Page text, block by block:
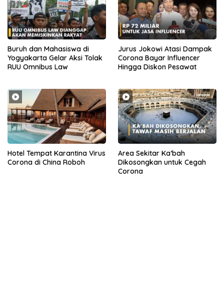
Buruh dan Mahasiswa di
Yogyakarta Gelar Aksi Tolak
RUU Omnibus Law
Jurus Jokowi Atasi Dampak
Corona Bayar Influencer
Hingga Diskon Pesawat
Hotel Tempat Karantina Virus
Corona di China Roboh
Area Sekitar Ka’bah
Dikosongkan untuk Cegah
Corona